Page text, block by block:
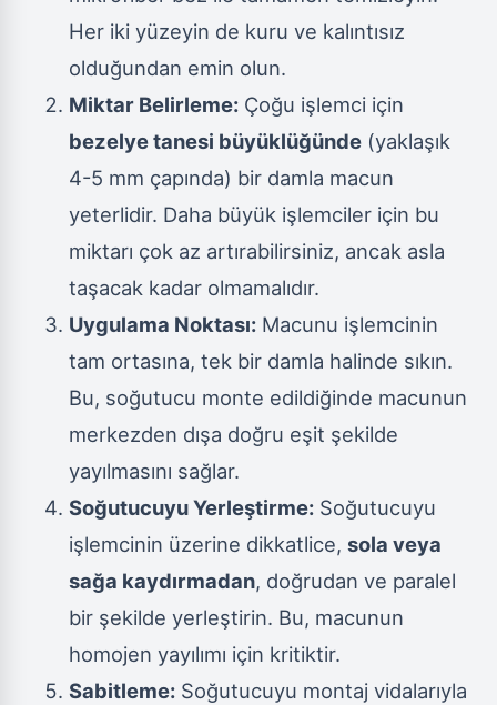
Her iki yüzeyin de kuru ve kalıntısız
olduğundan emin olun.
Miktar Belirleme: Çoğu işlemci için
bezelye tanesi büyüklüğünde (yaklaşık
4-5 mm çapında) bir damla macun
yeterlidir. Daha büyük işlemciler için bu
miktarı çok az artırabilirsiniz, ancak asla
taşacak kadar olmamalıdır.
Uygulama Noktası: Macunu işlemcinin
tam ortasına, tek bir damla halinde sıkın.
Bu, soğutucu monte edildiğinde macunun
merkezden dışa doğru eşit şekilde
yayılmasını sağlar.
Soğutucuyu Yerleştirme: Soğutucuyu
işlemcinin üzerine dikkatlice,sola veya
sağa kaydırmadan, doğrudan ve paralel
bir şekilde yerleştirin. Bu, macunun
homojen yayılımı için kritiktir.
Sabitleme: Soğutucuyu montaj vidalarıyla